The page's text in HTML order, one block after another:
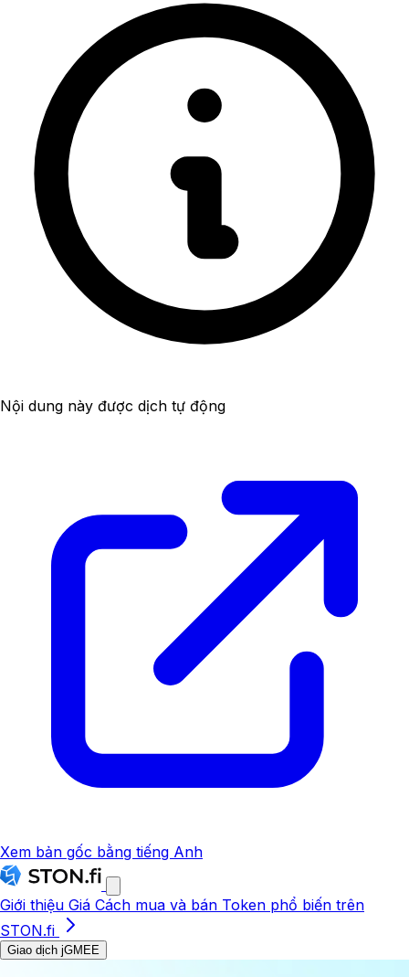
Nội dung này được dịch tự động
Xem bản gốc bằng tiếng Anh
Giới thiệu Giá Cách mua và bán Token phổ biến trên
STON.fi
Giao dịch jGMEE